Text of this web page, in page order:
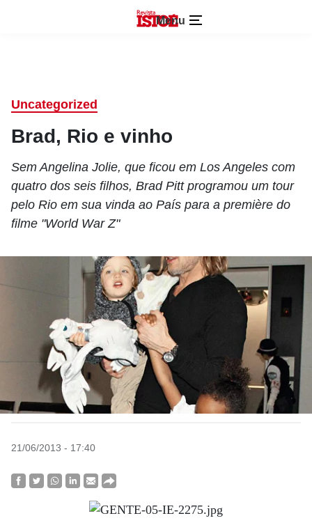
Menu
Uncategorized
Brad, Rio e vinho
Sem Angelina Jolie, que ficou em Los Angeles com
quatro dos seis filhos, Brad Pitt programou um tour
pelo Rio em sua vinda ao País para a première do
filme "World War Z"
21/06/2013 - 17:40